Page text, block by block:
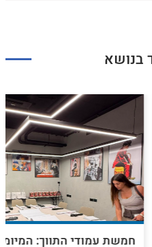
בנושא
המיומנויות שיהפכו